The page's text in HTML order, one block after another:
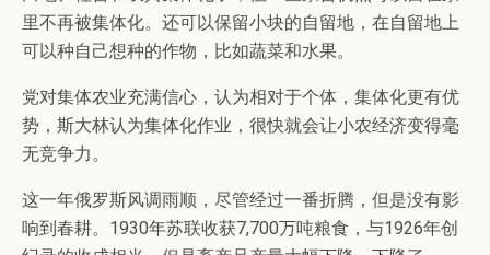
里不再被集体化。还可以保留小块的自留地，在自留地上
可以种自己想种的作物，比如蔬菜和水果。
党对集体农业充满信心，认为相对于个体，集体化更有优
势，斯大林认为集体化作业，很快就会让小农经济变得毫
无竞争力。
这一年俄罗斯风调雨顺，尽管经过一番折腾，但是没有影
响到春耕。1930年苏联收获7,700万吨粮食，与1926年创